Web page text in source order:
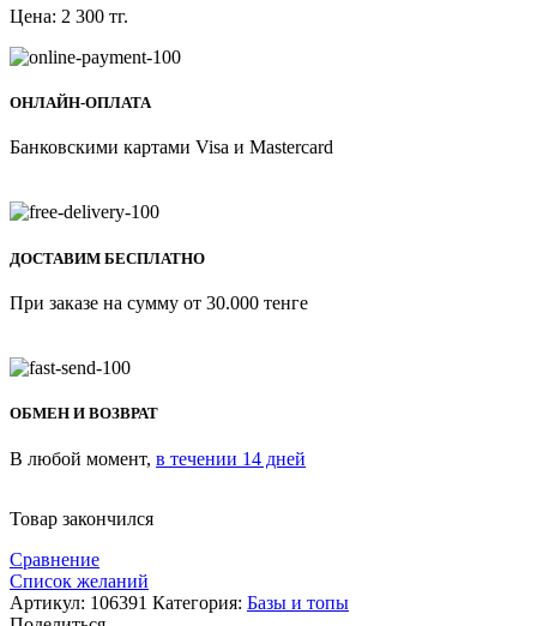
Цена: 2 300 тг.
ОНЛАЙН-ОПЛАТА
Банковскими картами Visa и Mastercard
ДОСТАВИМ БЕСПЛАТНО
При заказе на сумму от 30.000 тенге
ОБМЕН И ВОЗВРАТ
В любой момент, в течении 14 дней
Товар закончился
Сравнение
Список желаний
Артикул: 106391 Категория: Базы и топы